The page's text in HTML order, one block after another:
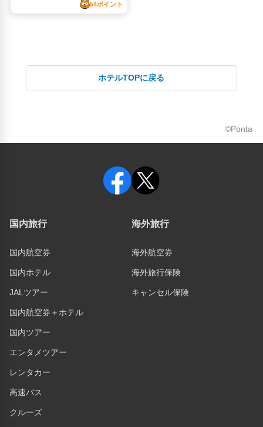
ホテルTOPに戻る
©Ponta
国内旅行
国内航空券
国内ホテル
JALツアー
国内航空券＋ホテル
国内ツアー
エンタメツアー
レンタカー
高速バス
クルーズ
海外旅行
海外航空券
海外旅行保険
キャンセル保険